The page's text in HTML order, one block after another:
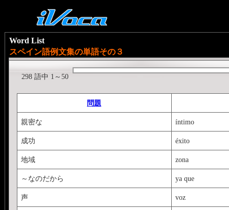
Word List
スペイン語例文集の単語その３
298 語中 1～50
問題
親密な íntimo
成功 éxito
地域 zona
～なのだから ya que
声 voz